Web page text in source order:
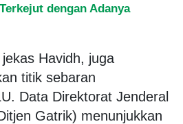
dengan Adanya
Havidh, juga
titik sebaran
Data Direktorat Jenderal
Gatrik) menunjukkan